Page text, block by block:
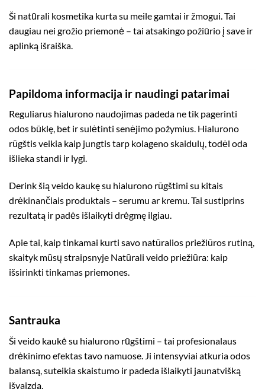
Ši natūrali kosmetika kurta su meile gamtai ir žmogui. Tai
daugiau nei grožio priemonė – tai atsakingo požiūrio į save ir
aplinką išraiška.
Papildoma informacija ir naudingi patarimai
Reguliarus hialurono naudojimas padeda ne tik pagerinti
odos būklę, bet ir sulėtinti senėjimo požymius. Hialurono
rūgštis veikia kaip jungtis tarp kolageno skaidulų, todėl oda
išlieka standi ir lygi.
Derink šią veido kaukę su hialurono rūgštimi su kitais
drėkinančiais produktais – serumu ar kremu. Tai sustiprins
rezultatą ir padės išlaikyti drėgmę ilgiau.
Apie tai, kaip tinkamai kurti savo natūralios priežiūros rutiną,
skaityk mūsų straipsnyje Natūrali veido priežiūra: kaip
išsirinkti tinkamas priemones.
Santrauka
Ši veido kaukė su hialurono rūgštimi – tai profesionalaus
drėkinimo efektas tavo namuose. Ji intensyviai atkuria odos
balansą, suteikia skaistumo ir padeda išlaikyti jaunatvišką
išvaizdą.